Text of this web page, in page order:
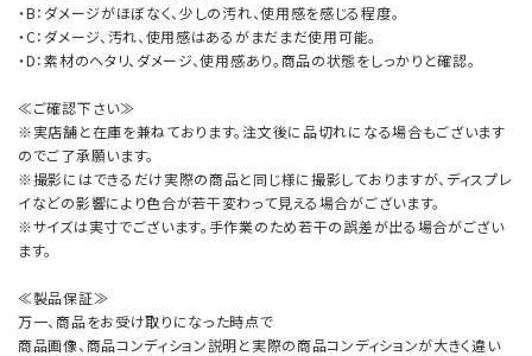
・B：ダメージがほぼなく、少しの汚れ、使用感を感じる程度。
・C：ダメージ、汚れ、使用感はあるがまだまだ使用可能。
・D：素材のヘタリ、ダメージ、使用感あり。商品の状態をしっかりと確認。
≪ご確認下さい≫
※実店舗と在庫を兼ねております。注文後に品切れになる場合もございます
のでご了承願います。
※撮影にはできるだけ実際の商品と同じ様に撮影しておりますが、ディスプレ
イなどの影響により色合が若干変わって見える場合がございます。
※サイズは実寸でございます。手作業のため若干の誤差が出る場合がござい
ます。
≪製品保証≫
万一、商品をお受け取りになった時点で
商品画像、商品コンディション説明と実際の商品コンディションが大きく違い